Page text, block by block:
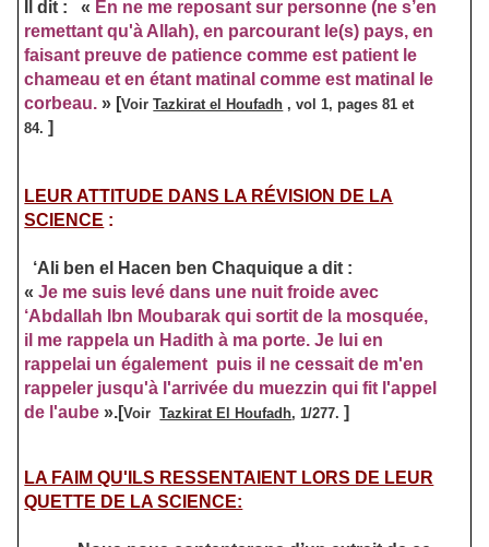
Il dit : « En ne me reposant sur personne (ne s’en
remettant qu'à Allah), en parcourant le(s) pays, en
faisant preuve de patience comme est patient le
chameau et en étant matinal comme est matinal le
corbeau.» [VoirTazkirat el Houfadh , vol 1, pages 81 et
84. ]
LEUR ATTITUDE DANS LA RÉVISION DE LA
SCIENCE :
‘Ali ben el Hacen ben Chaquique a dit :
«Je me suis levé dans une nuit froide avec
‘Abdallah Ibn Moubarak qui sortit de la mosquée,
il me rappela un Hadith à ma porte. Je lui en
rappelai un également puis il ne cessait de m'en
rappeler jusqu'à l'arrivée du muezzin qui fit l'appel
de l'aube».[VoirTazkirat El Houfadh, 1/277. ]
LA FAIM QU'ILS RESSENTAIENT LORS DE LEUR
QUETTE DE LA SCIENCE: